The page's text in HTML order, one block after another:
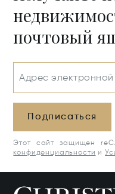
почтовый
Адрес электронной
Подписаться
Этот сайт защищен
конфиденциальности и